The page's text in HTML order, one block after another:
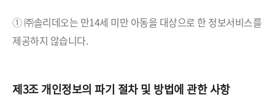
① ㈜솔리데오는 만14세 미만 아동을 대상으로 한 정보서비스를
제공하지 않습니다.
제3조 개인정보의 파기 절차 및 방법에 관한 사항